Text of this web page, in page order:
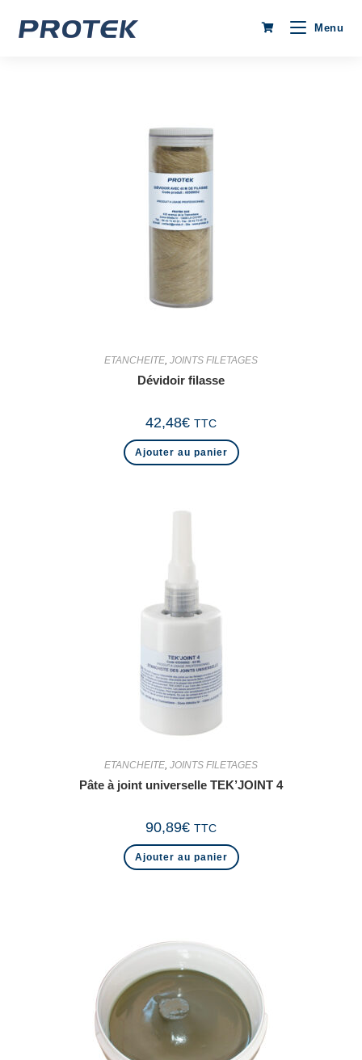
Menu
ETANCHEITE, JOINTS FILETAGES
Dévidoir filasse
42,48€ TTC
Ajouter au panier
ETANCHEITE JOINTS FILETAGES
Pâte à joint universelle TEK’JOINT 4
90,89€ TTC
Ajouter au panier